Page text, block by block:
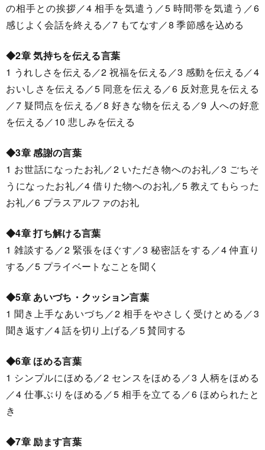
の相手との挨拶／4 相手を気遣う／5 時間帯を気遣う／6
感じよく会話を終える／7 もてなす／8 季節感を込める
◆2章 気持ちを伝える言葉
1 うれしさを伝える／2 祝福を伝える／3 感動を伝える／4
おいしさを伝える／5 同意を伝える／6 反対意見を伝える
／7 疑問点を伝える／8 好きな物を伝える／9 人への好意
を伝える／10 悲しみを伝える
◆3章 感謝の言葉
1 お世話になったお礼／2 いただき物へのお礼／3 ごちそ
うになったお礼／4 借りた物へのお礼／5 教えてもらった
お礼／6 プラスアルファのお礼
◆4章 打ち解ける言葉
1 雑談する／2 緊張をほぐす／3 秘密話をする／4 仲直り
する／5 プライベートなことを聞く
◆5章 あいづち・クッション言葉
1 聞き上手なあいづち／2 相手をやさしく受けとめる／3
聞き返す／4 話を切り上げる／5 賛同する
◆6章 ほめる言葉
1 シンプルにほめる／2 センスをほめる／3 人柄をほめる
／4 仕事ぶりをほめる／5 相手を立てる／6 ほめられたと
き
◆7章 励ます言葉